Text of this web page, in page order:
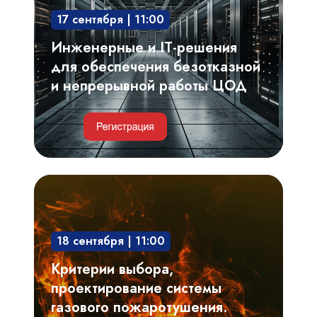
обеспечения
безотказной
и
непрерывной
работы
ЦОД
17 сентября | 11:00
Инженерные и IT-решения
для обеспечения безотказной
и непрерывной работы ЦОД
Критерии
выбора,
проектирование
системы
газового
пожаротушения.
Риски,
18 сентября | 11:00
Критерии выбора,
проектирование системы
газового пожаротушения.